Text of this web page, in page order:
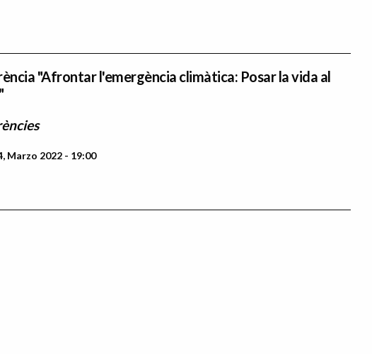
"Afrontar l'emergència climàtica: Posar la vida al
Marzo 2022 - 19:00